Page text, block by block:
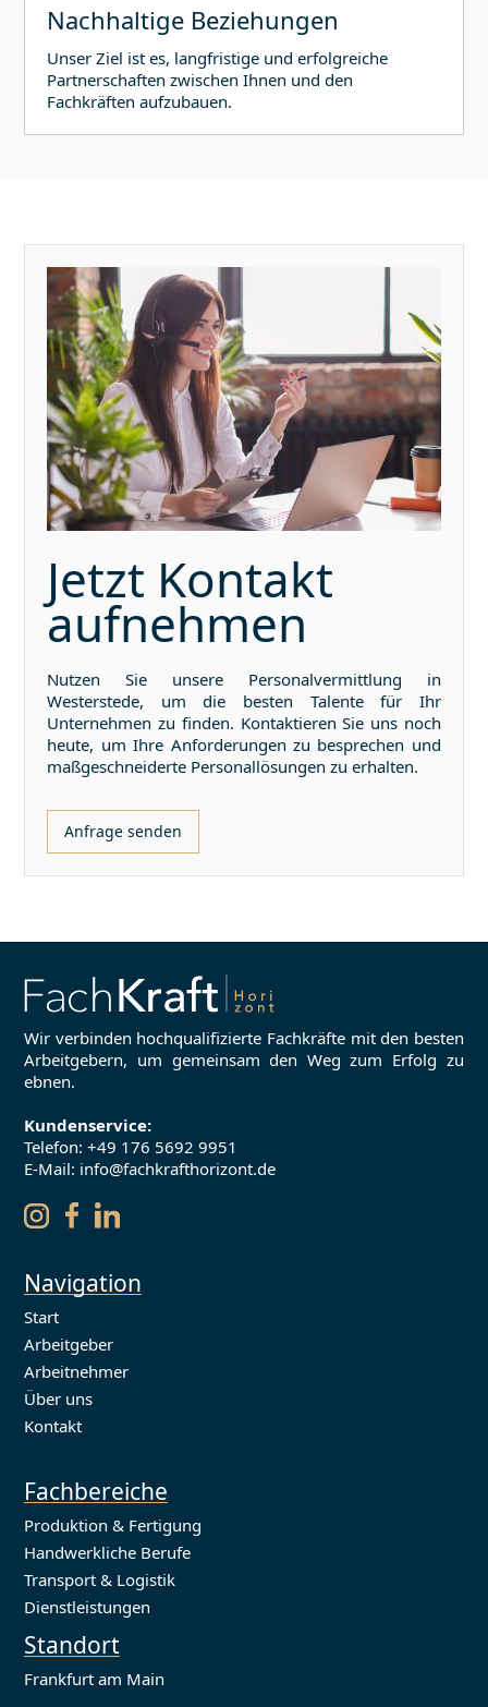
Nachhaltige Beziehungen
Unser Ziel ist es, langfristige und erfolgreiche
Partnerschaften zwischen Ihnen und den
Fachkräften aufzubauen.
Jetzt Kontakt
aufnehmen
Nutzen Sie unsere Personalvermittlung in
Westerstede, um die besten Talente für Ihr
Unternehmen zu finden. Kontaktieren Sie uns noch
heute, um Ihre Anforderungen zu besprechen und
maßgeschneiderte Personallösungen zu erhalten.
Anfrage senden
Wir verbinden hochqualifizierte Fachkräfte mit den besten
Arbeitgebern, um gemeinsam den Weg zum Erfolg zu
ebnen.
Kundenservice:
Telefon:+49 176 5692 9951
E-Mail: info@fachkrafthorizont.de
Navigation
Start
Arbeitgeber
Arbeitnehmer
Über uns
Kontakt
Fachbereiche
Produktion & Fertigung
Handwerkliche Berufe
Transport & Logistik
Dienstleistungen
Standort
Frankfurt am Main